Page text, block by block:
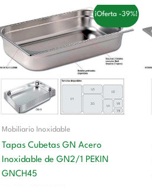
¡Oferta -39%!
Mobiliario Inoxidable
Tapas Cubetas GN Acero
Inoxidable de GN2/1 PEKIN
GNCH45
precio
original
era:
49,00 €.
precio
actual
30,00 €.